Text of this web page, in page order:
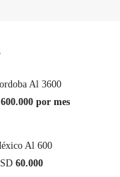
Al 3600
600.000 por mes
Al 600
60.000